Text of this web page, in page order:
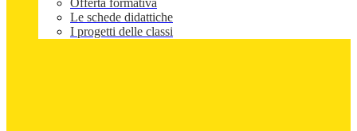
Offerta formativa
Le schede didattiche
I progetti delle classi